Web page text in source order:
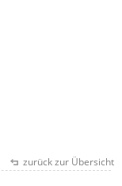
zurück zur Übersicht